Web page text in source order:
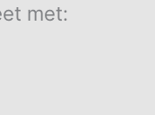
met: